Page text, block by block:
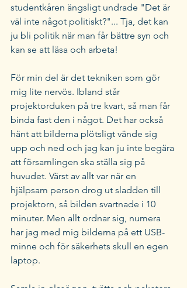
studentkåren ängsligt undrade "Det är
väl inte något politiskt?"... Tja, det kan
ju bli politik när man får bättre syn och
kan se att läsa och arbeta!
För min del är det tekniken som gör
mig lite nervös. Ibland står
projektorduken på tre kvart, så man får
binda fast den i något. Det har också
hänt att bilderna plötsligt vände sig
upp och ned och jag kan ju inte begära
att församlingen ska ställa sig på
huvudet. Värst av allt var när en
hjälpsam person drog ut sladden till
projektorn, så bilden svartnade i 10
minuter. Men allt ordnar sig, numera
har jag med mig bilderna på ett USB-
minne och för säkerhets skull en egen
laptop.